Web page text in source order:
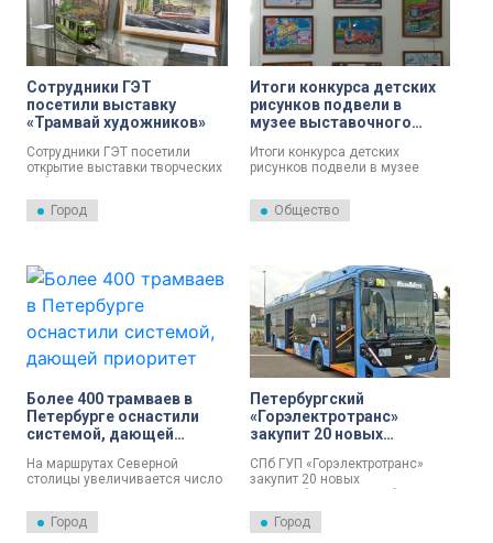
«Горэлектротранс».
Сотрудники ГЭТ
посетили выставку
«Трамвай художников»
Сотрудники ГЭТ посетили
открытие выставки творческих
работ, подытоживших
пленэрный проект «Трамвай
художников», посвященный
«Горэлектротранс».
Город
Итоги конкурса детских
рисунков подвели в
музее выставочного
«Горэлектротранс»
Итоги конкурса детских
рисунков подвели в музее
«Горэлектротранс». На суд
жюри представили почти 200
они отразили образ
трамвайного маршрута №36 —
преемника первой
электрической пригородной
железной дороги в России.
Общество
Более 400 трамваев в
Петербурге оснастили
системой, дающей
перекрестках дорог
На маршрутах Северной
столицы увеличивается число
предоставляющей приоритет
проезда перекрестков дорог.
Город
Петербургский
«Горэлектротранс»
закупит 20 новых
СПб ГУП «Горэлектротранс»
закупит 20 новых
троллейбусов. На это были
выделены 864 миллиона
рублей.
Город